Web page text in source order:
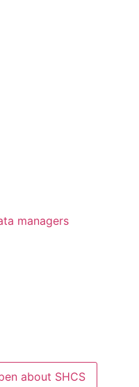
managers
about SHCS